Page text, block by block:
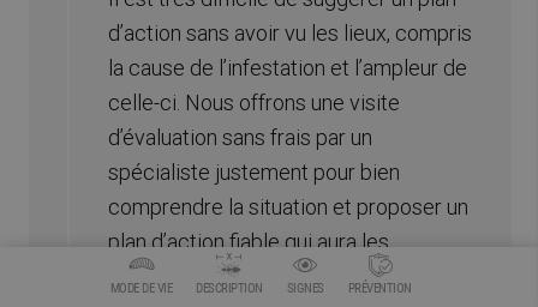
MODE DE VIE DESCRIPTION SIGNES PRÉVENTION
d’action sans avoir vu les lieux, compris
la cause de l’infestation et l’ampleur de
celle-ci. Nous offrons une visite
d’évaluation sans frais par un
spécialiste justement pour bien
comprendre la situation et proposer un
plan d’action fiable qui aura les
résultats escomptés. Je vous invite à